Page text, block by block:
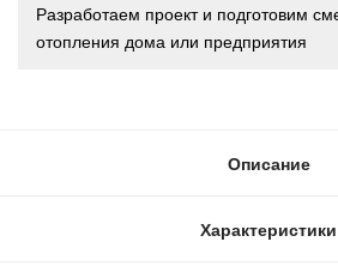
Разработаем проект и подготовим
отопления дома или предприятия
Описание
Характеристики